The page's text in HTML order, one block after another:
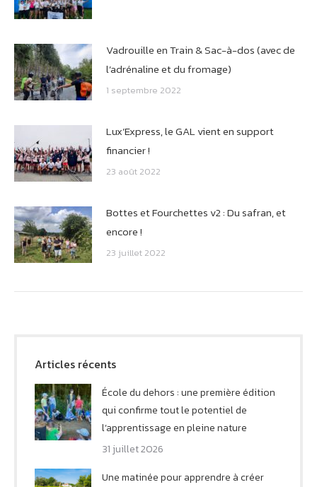
Vadrouille en Train & Sac-à-dos (avec de
l’adrénaline et du fromage)
1 septembre 2022
Lux’Express, le GAL vient en support
financier !
23 août 2022
Bottes et Fourchettes v2 : Du safran, et
encore !
23 juillet 2022
Articles récents
École du dehors : une première édition
qui confirme tout le potentiel de
l’apprentissage en pleine nature
31 juillet 2026
Une matinée pour apprendre à créer